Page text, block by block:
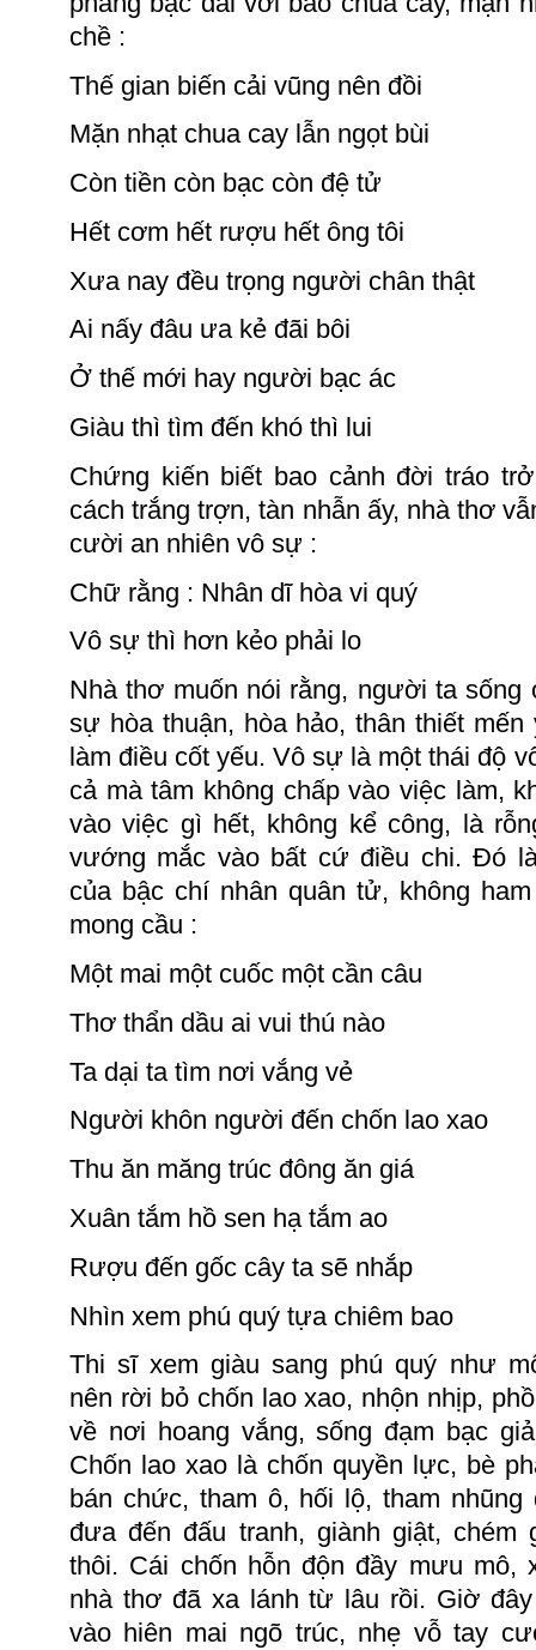
chề :
Thế gian biến cải vũng nên đồi
Mặn nhạt chua cay lẫn ngọt bùi
Còn tiền còn bạc còn đệ tử
Hết cơm hết rượu hết ông tôi
Xưa nay đều trọng người chân thật
Ai nấy đâu ưa kẻ đãi bôi
Ở thế mới hay người bạc ác
Giàu thì tìm đến khó thì lui
Chứng kiến biết bao cảnh đời tráo
cách trắng trợn, tàn nhẫn ấy, nhà thơ
cười an nhiên vô sự :
Chữ rằng : Nhân dĩ hòa vi quý
Vô sự thì hơn kẻo phải lo
Nhà thơ muốn nói rằng, người ta sống
sự hòa thuận, hòa hảo, thân thiết mến
làm điều cốt yếu. Vô sự là một thái độ
cả mà tâm không chấp vào việc làm,
vào việc gì hết, không kể công, là
vướng mắc vào bất cứ điều chi. Đó
của bậc chí nhân quân tử, không
mong cầu :
Một mai một cuốc một cần câu
Thơ thẩn dầu ai vui thú nào
Ta dại ta tìm nơi vắng vẻ
Người khôn người đến chốn lao xao
Thu ăn măng trúc đông ăn giá
Xuân tắm hồ sen hạ tắm ao
Rượu đến gốc cây ta sẽ nhắp
Nhìn xem phú quý tựa chiêm bao
Thi sĩ xem giàu sang phú quý như
nên rời bỏ chốn lao xao, nhộn nhịp,
về nơi hoang vắng, sống đạm bạc
Chốn lao xao là chốn quyền lực, bè
bán chức, tham ô, hối lộ, tham nhũng
đưa đến đấu tranh, giành giật, chém
thôi. Cái chốn hỗn độn đầy mưu mô,
nhà thơ đã xa lánh từ lâu rồi. Giờ
vào hiên mai ngõ trúc, nhẹ vỗ tay